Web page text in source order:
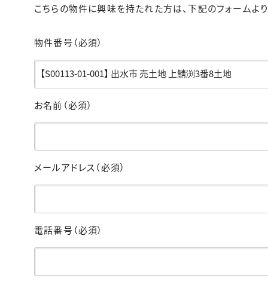
こちらの物件に興味を持たれた方は、下記のフォームよ
物件番号（必須）
お名前 （必須）
メールアドレス （必須）
電話番号（必須）